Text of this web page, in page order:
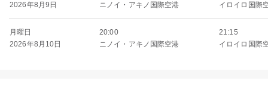
2026年8月9日
ニノイ・アキノ国際空港
イロイロ国際
月曜日
2026年8月10日
20:00
ニノイ・アキノ国際空港
21:15
イロイロ国際